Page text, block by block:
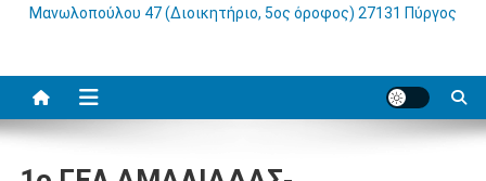
Μανωλοπούλου 47 (Διοικητήριο, 5ος όροφος) 27131 Πύργος